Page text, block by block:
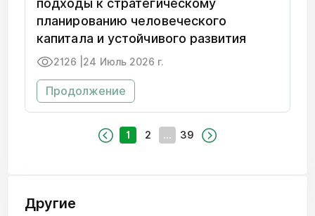
подходы к стратегическому
планированию человеческого
капитала и устойчивого развития
2126 | 24 Июль 2026 г.
Продолжение
1 2 ... 39
Другие